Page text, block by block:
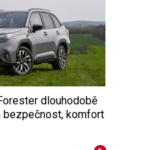
dlouhodobě
bezpečnost, komfort